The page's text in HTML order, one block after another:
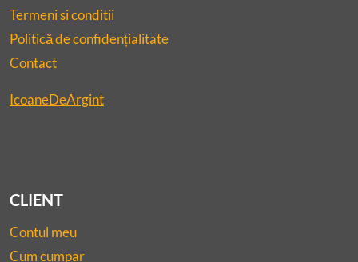
Termeni si conditii
Politică de confidențialitate
Contact
IcoaneDeArgint
CLIENT
Contul meu
Cum cumpar